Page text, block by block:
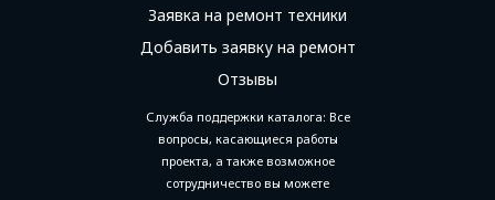
Заявка на ремонт техники
Добавить заявку на ремонт
Отзывы
Служба поддержки каталога: Все
вопросы, касающиеся работы
проекта, а также возможное
сотрудничество вы можете